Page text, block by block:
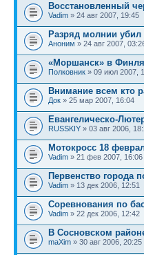
Восстановленный
Vadim » 24 авг 2007, 19:45
Разряд молнии
Аноним » 24 авг 2007,
«Моршанск» в
Полковник » 09 июл 2007,
Внимание всем кто
Док » 25 мар 2007, 16:04
Евангелическо-
RUSSKIY » 03 авг 2006,
Мотокросс 18
Vadim » 21 фев 2007, 16:06
Первенство города
Vadim » 13 дек 2006, 12:51
Cоревнования по
Vadim » 22 дек 2006, 12:42
В Сосновском
maXim » 30 авг 2006, 20:25